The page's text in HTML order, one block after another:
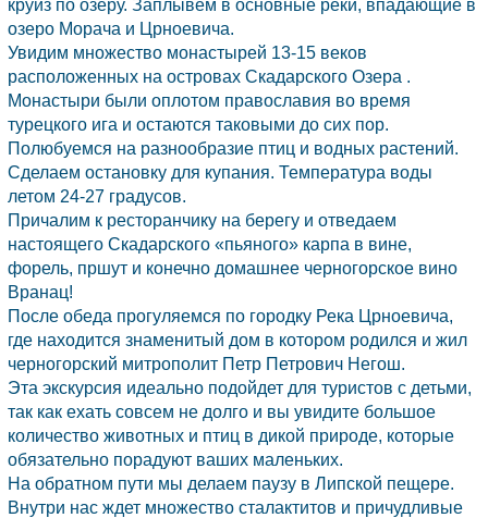
круиз по озеру. Заплывем в основные реки, впадающие в
озеро Морача и Црноевича.
Увидим множество монастырей 13-15 веков
расположенных на островах Скадарского Озера .
Монастыри были оплотом православия во время
турецкого ига и остаются таковыми до сих пор.
Полюбуемся на разнообразие птиц и водных растений.
Сделаем остановку для купания. Температура воды
летом 24-27 градусов.
Причалим к ресторанчику на берегу и отведаем
настоящего Скадарского «пьяного» карпа в вине,
форель, пршут и конечно домашнее черногорское вино
Вранац!
После обеда прогуляемся по городку Река Црноевича,
где находится знаменитый дом в котором родился и жил
черногорский митрополит Петр Петрович Негош.
Эта экскурсия идеально подойдет для туристов с детьми,
так как ехать совсем не долго и вы увидите большое
количество животных и птиц в дикой природе, которые
обязательно порадуют ваших маленьких.
На обратном пути мы делаем паузу в Липской пещере.
Внутри нас ждет множество сталактитов и причудливые